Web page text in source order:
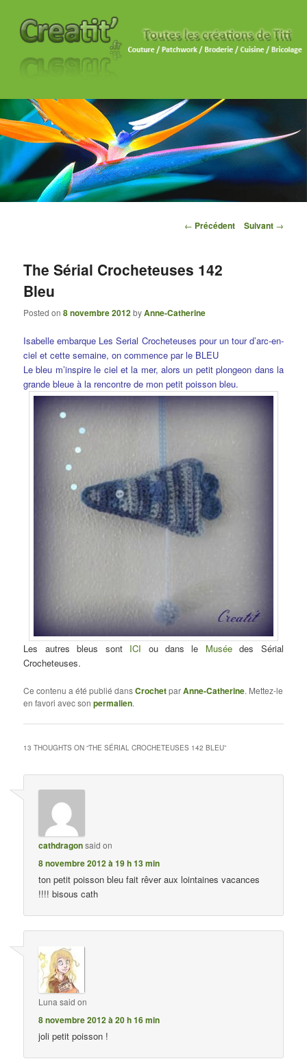
Navigation des articles
← Précédent Suivant →
The Sérial Crocheteuses 142
Bleu
Posted on8 novembre 2012byAnne-Catherine
Isabelle embarque Les Serial Crocheteuses pour un tour d’arc-en-
ciel et cette semaine, on commence par le BLEU
Le bleu m’inspire le ciel et la mer, alors un petit plongeon dans la
grande bleue à la rencontre de mon petit poisson bleu.
Les autres bleus sont ICI ou dans le Muséedes Sérial
Crocheteuses.
Ce contenu a été publié dansCrochetparAnne-Catherine. Mettez-le
en favori avec sonpermalien.
13 THOUGHTS ON “THE SÉRIAL CROCHETEUSES 142 BLEU”
cathdragonsaid on
8 novembre 2012 à 19 h 13 min
ton petit poisson bleu fait rêver aux lointaines vacances
!!!! bisous cath
Luna said on
8 novembre 2012 à 20 h 16 min
joli petit poisson !